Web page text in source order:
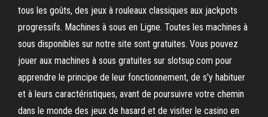
tous les goûts, des jeux à rouleaux classiques aux jackpots
progressifs. Machines à sous en Ligne. Toutes les machines à
sous disponibles sur notre site sont gratuites. Vous pouvez
jouer aux machines à sous gratuites sur slotsup.com pour
apprendre le principe de leur fonctionnement, de s'y habituer
et à leurs caractéristiques, avant de poursuivre votre chemin
dans le monde des jeux de hasard et de visiter le casino en